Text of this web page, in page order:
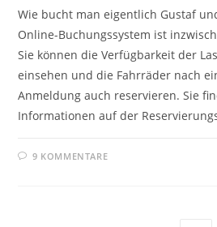
Wie bucht man eigentlich Gustaf
Online-Buchungssystem ist
Sie können die Verfügbarkeit der
einsehen und die Fahrräder nach
Anmeldung auch reservieren. Sie
Informationen auf der
9 KOMMENTARE